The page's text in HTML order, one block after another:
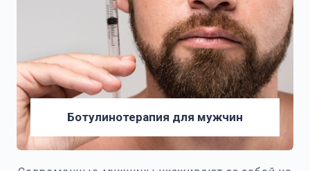
Ботулинотерапия для мужчин